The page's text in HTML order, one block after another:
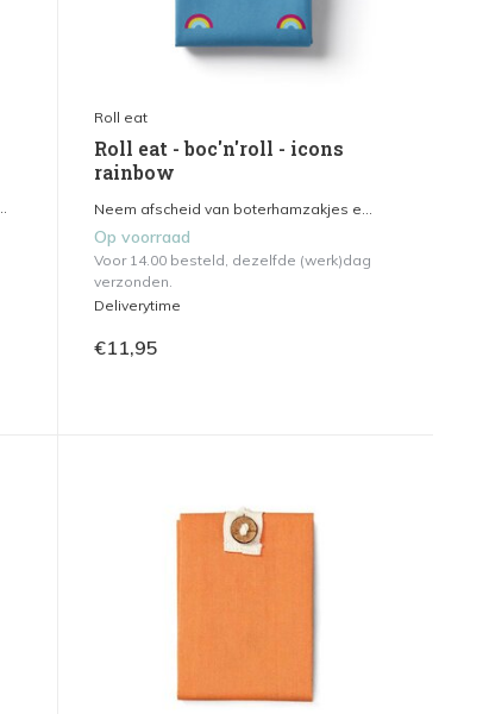
Roll eat
Roll eat - boc'n'roll - icons
rainbow
Neem afscheid van boterhamzakjes e...
Op voorraad
Voor 14.00 besteld, dezelfde (werk)dag
verzonden.
Deliverytime
€11,95